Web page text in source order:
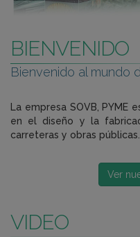
BIENVENIDO
Bienvenido al mundo
La empresa SOVB,
en el diseño y la
carreteras y obras públicas...
Ver
VIDEO